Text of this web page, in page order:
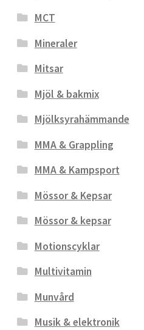
MCT
Mineraler
Mitsar
Mjöl & bakmix
Mjölksyrahämmande
MMA & Grappling
MMA & Kampsport
Mössor & Kepsar
Mössor & kepsar
Motionscyklar
Multivitamin
Munvård
Musik & elektronik